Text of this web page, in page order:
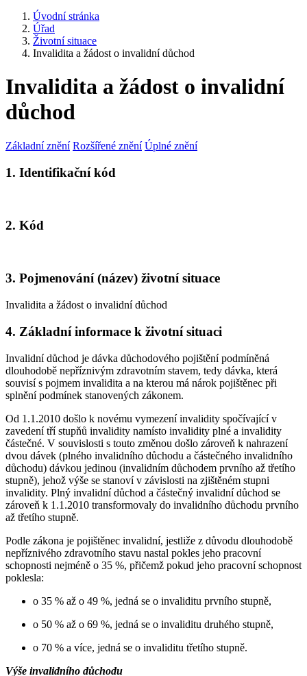
Úvodní stránka
Úřad
Životní situace
Invalidita a žádost o invalidní důchod
Invalidita a žádost o invalidní
důchod
Základní znění Rozšířené znění Úplné znění
1. Identifikační kód
2. Kód
3. Pojmenování (název) životní situace
Invalidita a žádost o invalidní důchod
4. Základní informace k životní situaci
Invalidní důchod je dávka důchodového pojištění podmíněná
dlouhodobě nepříznivým zdravotním stavem, tedy dávka, která
souvisí s pojmem invalidita a na kterou má nárok pojištěnec při
splnění podmínek stanovených zákonem.
Od 1.1.2010 došlo k novému vymezení invalidity spočívající v
zavedení tří stupňů invalidity namísto invalidity plné a invalidity
částečné. V souvislosti s touto změnou došlo zároveň k nahrazení
dvou dávek (plného invalidního důchodu a částečného invalidního
důchodu) dávkou jedinou (invalidním důchodem prvního až třetího
stupně), jehož výše se stanoví v závislosti na zjištěném stupni
invalidity. Plný invalidní důchod a částečný invalidní důchod se
zároveň k 1.1.2010 transformovaly do invalidního důchodu prvního
až třetího stupně.
Podle zákona je pojištěnec invalidní, jestliže z důvodu dlouhodobě
nepříznivého zdravotního stavu nastal pokles jeho pracovní
schopnosti nejméně o 35 %, přičemž pokud jeho pracovní schopnost
poklesla:
o 35 % až o 49 %, jedná se o invaliditu prvního stupně,
o 50 % až o 69 %, jedná se o invaliditu druhého stupně,
o 70 % a více, jedná se o invaliditu třetího stupně.
Výše invalidního důchodu